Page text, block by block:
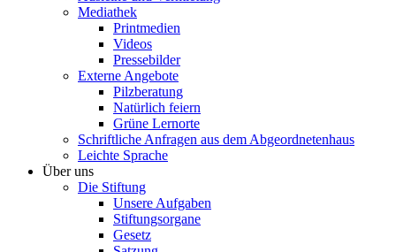
Mediathek
Printmedien
Videos
Pressebilder
Externe Angebote
Pilzberatung
Natürlich feiern
Grüne Lernorte
Schriftliche Anfragen aus dem Abgeordnetenhaus
Leichte Sprache
Über uns
Die Stiftung
Unsere Aufgaben
Stiftungsorgane
Gesetz